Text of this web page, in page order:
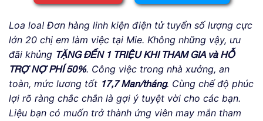
Loa loa! Đơn hàng linh kiện điện tử tuyển số lượng cực
lớn 20 chị em làm việc tại Mie. Không những vậy, ưu
đãi khủng TẶNG ĐẾN 1 TRIỆU KHI THAM GIA và HỖ
TRỢ NỢ PHÍ 50%. Công việc trong nhà xưởng, an
toàn, mức lương tốt 17,7 Man/tháng. Cùng chế độ phúc
lợi rõ ràng chắc chắn là gợi ý tuyệt vời cho các bạn.
Liệu bạn có muốn trở thành ứng viên may mắn tham